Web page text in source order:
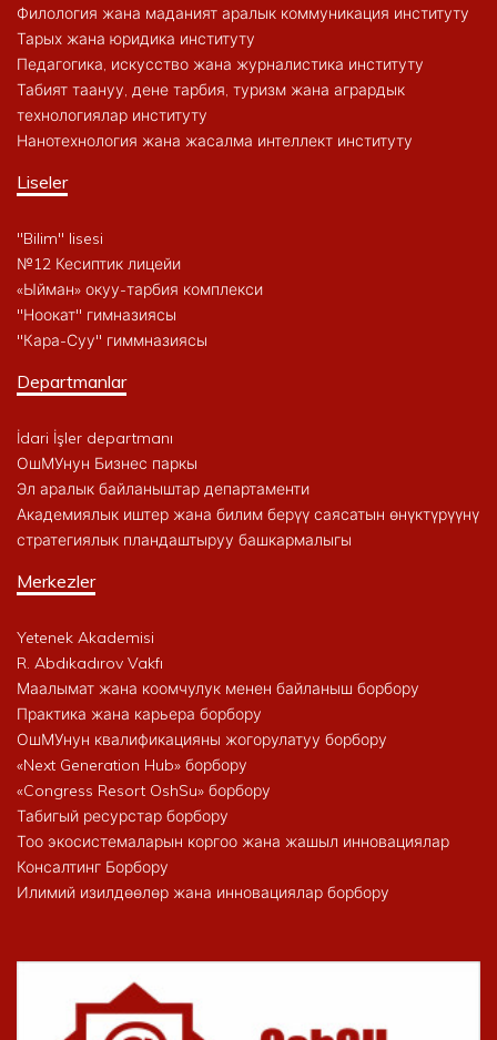
Филология жана маданият аралык коммуникация институту
Тарых жана юридика институту
Педагогика, искусство жана журналистика институту
Табият таануу, дене тарбия, туризм жана агрардык
технологиялар институту
Нанотехнология жана жасалма интеллект институту
Liseler
"Bilim" lisesi
№12 Кесиптик лицейи
«Ыйман» окуу-тарбия комплекси
"Ноокат" гимназиясы
"Кара-Суу" гиммназиясы
Departmanlar
İdari İşler departmanı
ОшМУнун Бизнес паркы
Эл аралык байланыштар департаменти
Академиялык иштер жана билим берүү саясатын өнүктүрүүнү
стратегиялык пландаштыруу башкармалыгы
Merkezler
Yetenek Akademisi
R. Abdıkadırov Vakfı
Маалымат жана коомчулук менен байланыш борбору
Практика жана карьера борбору
ОшМУнун квалификацияны жогорулатуу борбору
«Next Generation Hub» борбору
«Congress Resort OshSu» борбору
Табигый ресурстар борбору
Тоо экосистемаларын коргоо жана жашыл инновациялар
Консалтинг Борбору
Илимий изилдөөлөр жана инновациялар борбору